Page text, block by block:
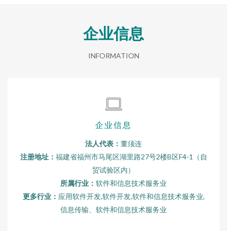
企业信息
INFORMATION
企业信息
法人代表： 董须连
注册地址： 福建省福州市马尾区湖里路27号2楼B区F4-1（自
贸试验区内）
所属行业： 软件和信息技术服务业
更多行业： 应用软件开发,软件开发,软件和信息技术服务业,
信息传输、软件和信息技术服务业